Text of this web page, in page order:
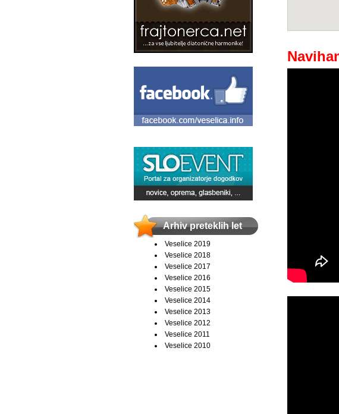
Arhiv preteklih let
Veselice 2019
Veselice 2018
Veselice 2017
Veselice 2016
Veselice 2015
Veselice 2014
Veselice 2013
Veselice 2012
Veselice 2011
Veselice 2010